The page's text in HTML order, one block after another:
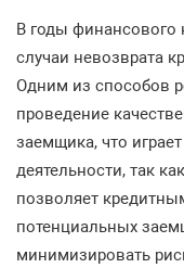
В годы финансового
случаи невозврата
Одним из способов
проведение
заемщика, что
деятельности, так
позволяет
потенциальных
минимизировать